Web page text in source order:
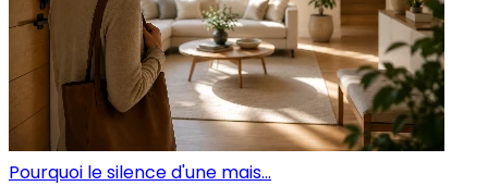
Pourquoi le silence d'une mais...